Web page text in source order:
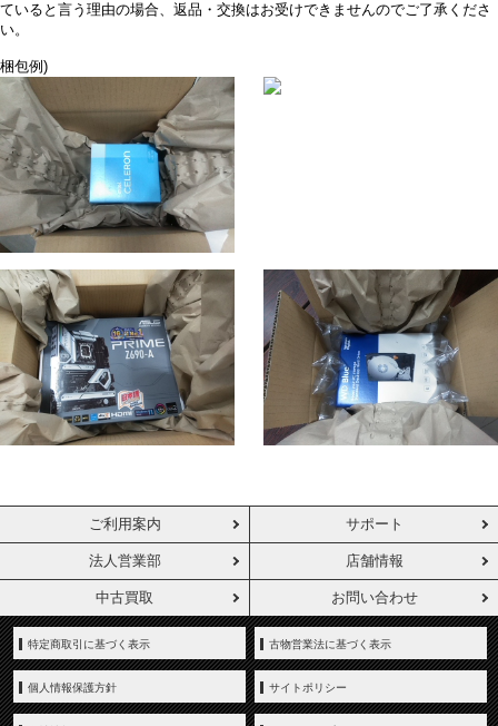
ていると言う理由の場合、返品・交換はお受けできませんのでご了承くださ
い。
梱包例)
ご利用案内 サポート
法人営業部 店舗情報
中古買取 お問い合わせ
特定商取引に基づく表示 古物営業法に基づく表示
個人情報保護方針 サイトポリシー